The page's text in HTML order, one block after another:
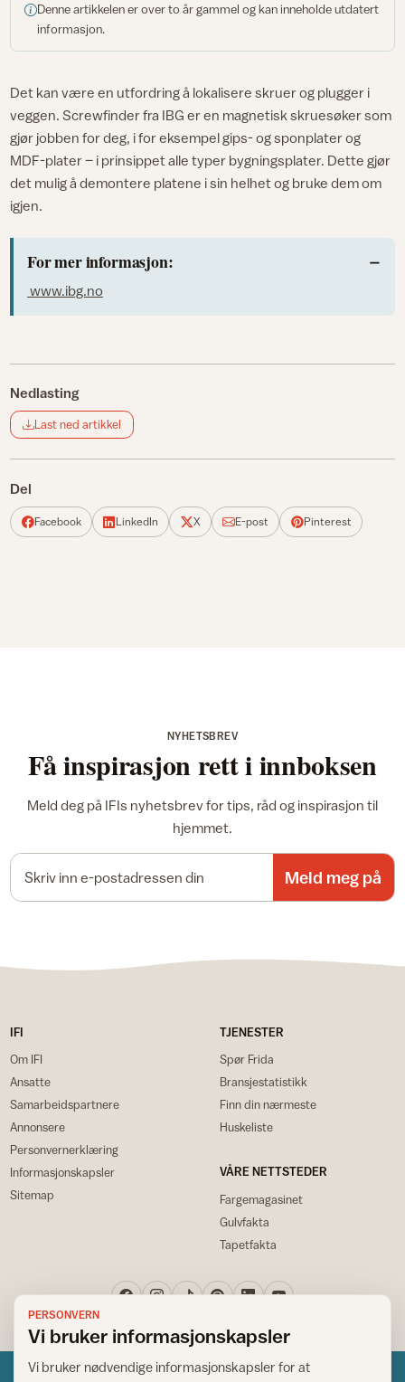
Denne artikkelen er over to år gammel og kan inneholde utdatert
informasjon.
Det kan være en utfordring å lokalisere skruer og plugger i
veggen. Screwfinder fra IBG er en magnetisk skruesøker som
gjør jobben for deg, i for eksempel gips- og sponplater og
MDF-plater – i prinsippet alle typer bygningsplater. Dette gjør
det mulig å demontere platene i sin helhet og bruke dem om
igjen.
For mer informasjon:
www.ibg.no
Nedlasting
Last ned artikkel
Del
Facebook LinkedIn X E-post Pinterest
NYHETSBREV
Få inspirasjon rett i innboksen
Meld deg på IFIs nyhetsbrev for tips, råd og inspirasjon til
hjemmet.
Meld meg på
IFI
Om IFI
Ansatte
Samarbeidspartnere
Annonsere
Personvernerklæring
Informasjonskapsler
Sitemap
TJENESTER
Spør Frida
Bransjestatistikk
Finn din nærmeste
Huskeliste
VÅRE NETTSTEDER
Fargemagasinet
Gulvfakta
Tapetfakta
PERSONVERN
Vi bruker informasjonskapsler
Vi bruker nødvendige informasjonskapsler for at